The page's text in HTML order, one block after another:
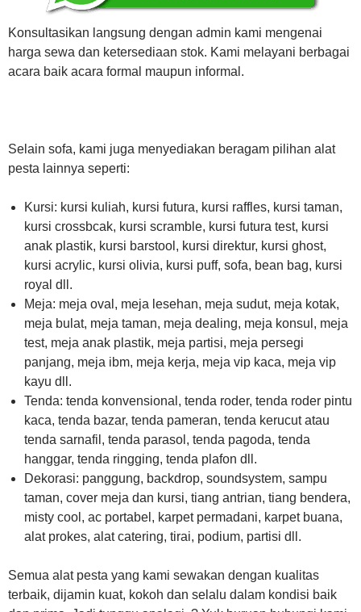
Konsultasikan langsung dengan admin kami mengenai
harga sewa dan ketersediaan stok. Kami melayani berbagai
acara baik acara formal maupun informal.
Selain sofa, kami juga menyediakan beragam pilihan alat
pesta lainnya seperti:
Kursi: kursi kuliah, kursi futura, kursi raffles, kursi taman,
kursi crossbcak, kursi scramble, kursi futura test, kursi
anak plastik, kursi barstool, kursi direktur, kursi ghost,
kursi acrylic, kursi olivia, kursi puff, sofa, bean bag, kursi
royal dll.
Meja: meja oval, meja lesehan, meja sudut, meja kotak,
meja bulat, meja taman, meja dealing, meja konsul, meja
test, meja anak plastik, meja partisi, meja persegi
panjang, meja ibm, meja kerja, meja vip kaca, meja vip
kayu dll.
Tenda: tenda konvensional, tenda roder, tenda roder pintu
kaca, tenda bazar, tenda pameran, tenda kerucut atau
tenda sarnafil, tenda parasol, tenda pagoda, tenda
hanggar, tenda ringging, tenda plafon dll.
Dekorasi: panggung, backdrop, soundsystem, sampu
taman, cover meja dan kursi, tiang antrian, tiang bendera,
misty cool, ac portabel, karpet permadani, karpet buana,
alat prokes, alat catering, tirai, podium, partisi dll.
Semua alat pesta yang kami sewakan dengan kualitas
terbaik, dijamin kuat, kokoh dan selalu dalam kondisi baik